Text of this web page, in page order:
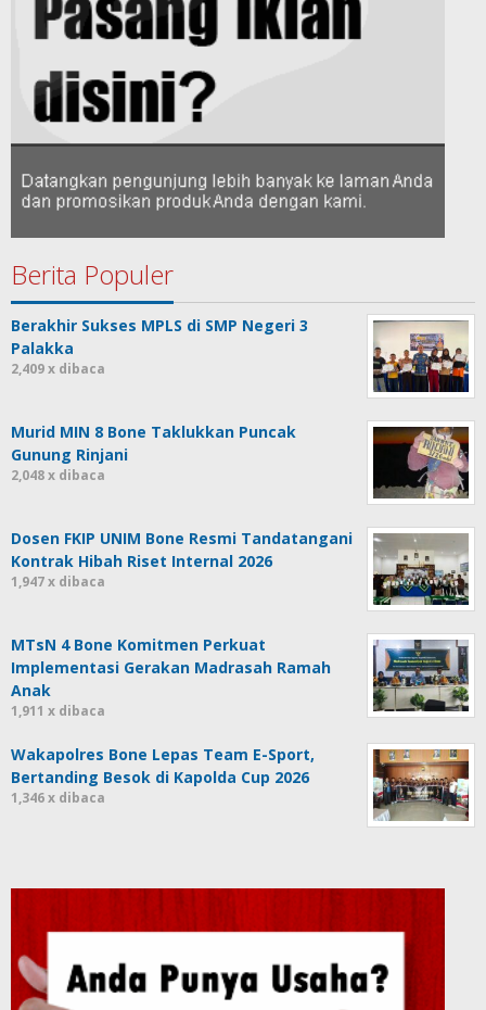
Berita Populer
Berakhir Sukses MPLS di SMP Negeri 3
Palakka
2,409 x dibaca
Murid MIN 8 Bone Taklukkan Puncak
Gunung Rinjani
2,048 x dibaca
Dosen FKIP UNIM Bone Resmi Tandatangani
Kontrak Hibah Riset Internal 2026
1,947 x dibaca
MTsN 4 Bone Komitmen Perkuat
Implementasi Gerakan Madrasah Ramah
Anak
1,911 x dibaca
Wakapolres Bone Lepas Team E-Sport,
Bertanding Besok di Kapolda Cup 2026
1,346 x dibaca